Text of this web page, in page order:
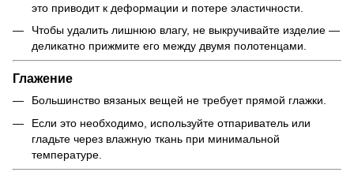
это приводит к деформации и потере эластичности.
Чтобы удалить лишнюю влагу, не выкручивайте изделие —
деликатно прижмите его между двумя полотенцами.
Глажение
Большинство вязаных вещей не требует прямой глажки.
Если это необходимо, используйте отпариватель или
гладьте через влажную ткань при минимальной
температуре.